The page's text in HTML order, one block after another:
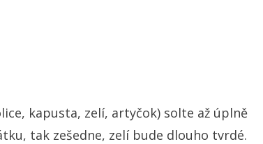
kapusta, zelí, artyčok) solte až úplně
tak zešedne, zelí bude dlouho tvrdé.